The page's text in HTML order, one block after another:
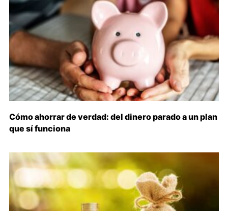
Cómo ahorrar de verdad: del dinero parado a un plan
que sí funciona